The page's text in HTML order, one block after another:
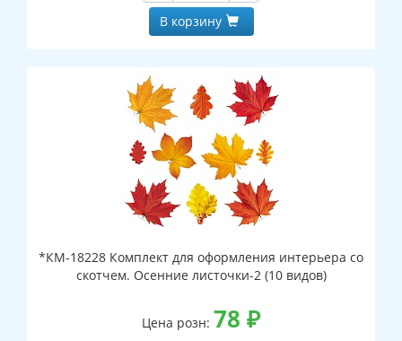
В корзину
*КМ-18228 Комплект для оформления интерьера со
скотчем. Осенние листочки-2 (10 видов)
Цена розн: 78 ₽